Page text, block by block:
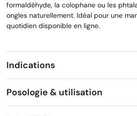
formaldéhyde, la colophane ou les
ongles naturellement. Idéal pour une
quotidien disponible en ligne.
Indications
Posologie & utilisation